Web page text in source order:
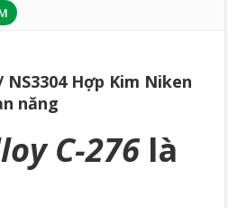
NS3304 Hợp Kim Niken
năng
C-276là